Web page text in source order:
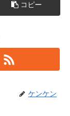
コピー
ケンケン